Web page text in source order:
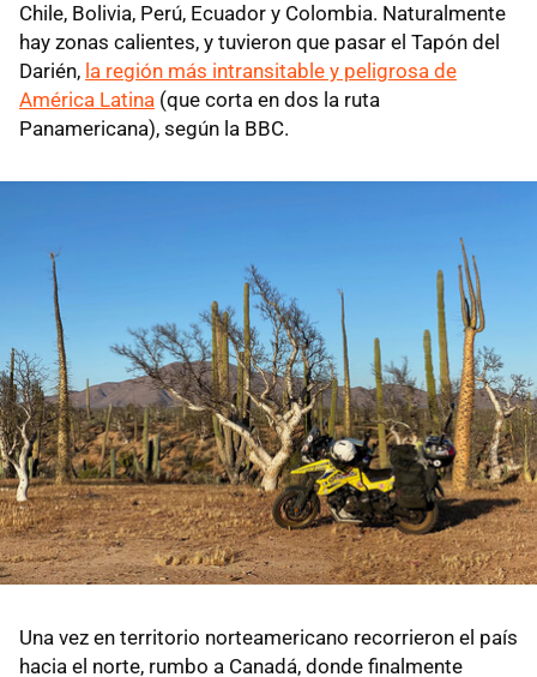
Chile, Bolivia, Perú, Ecuador y Colombia. Naturalmente
hay zonas calientes, y tuvieron que pasar el Tapón del
Darién, la región más intransitable y peligrosa de
América Latina (que corta en dos la ruta
Panamericana), según la BBC.
Una vez en territorio norteamericano recorrieron el país
hacia el norte, rumbo a Canadá, donde finalmente